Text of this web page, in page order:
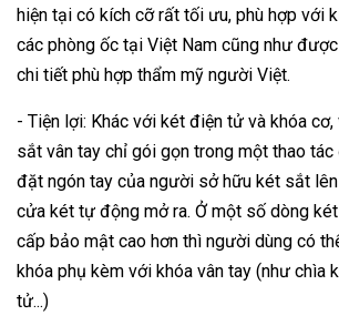
hiện tại có kích cỡ rất tối ưu, phù hợp với
các phòng ốc tại Việt Nam cũng như
chi tiết phù hợp thẩm mỹ người Việt.
- Tiện lợi: Khác với két điện tử và khóa
sắt vân tay chỉ gói gọn trong một thao
đặt ngón tay của người sở hữu két sắt
cửa két tự động mở ra. Ở một số dòng
cấp bảo mật cao hơn thì người dùng có
khóa phụ kèm với khóa vân tay (như chìa
tử...)